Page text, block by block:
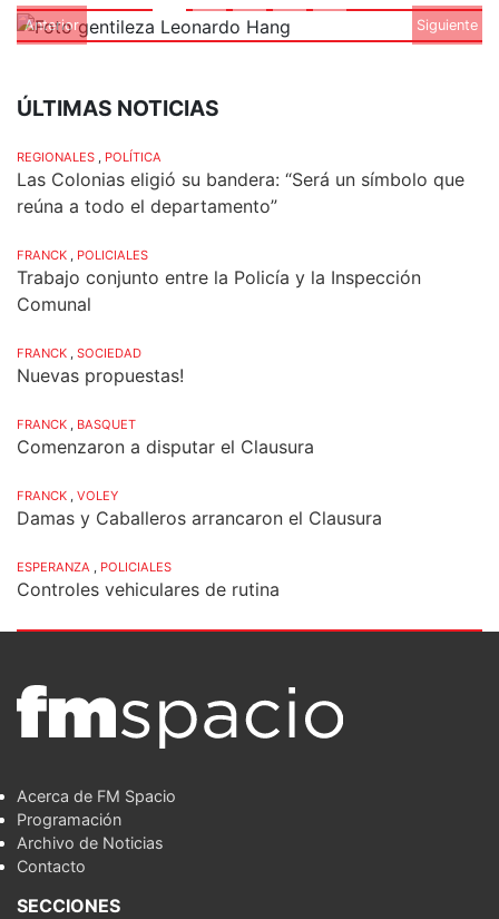
Anterior Siguiente
ÚLTIMAS NOTICIAS
REGIONALES POLÍTICA
Las Colonias eligió su bandera: “Será un símbolo que
reúna a todo el departamento”
FRANCK POLICIALES
Trabajo conjunto entre la Policía y la Inspección
Comunal
FRANCK SOCIEDAD
Nuevas propuestas!
FRANCK BASQUET
Comenzaron a disputar el Clausura
FRANCK VOLEY
Damas y Caballeros arrancaron el Clausura
ESPERANZA POLICIALES
Controles vehiculares de rutina
Acerca de FM Spacio
Programación
Archivo de Noticias
Contacto
SECCIONES